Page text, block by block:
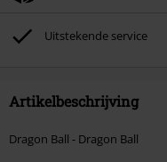
Uitstekende service
Artikelbeschrijving
Dragon Ball - Dragon Ball